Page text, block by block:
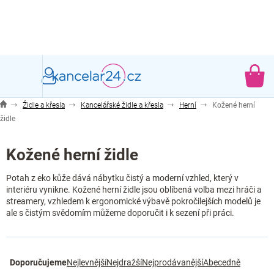
Židle a křesla Kancelářské židle a křesla Herní
Kožené herní
židle
Kožené herní židle
Potah z eko kůže dává nábytku čistý a moderní vzhled, který v
interiéru vynikne. Kožené herní židle jsou oblíbená volba mezi hráči a
streamery, vzhledem k ergonomické výbavě pokročilejších modelů je
ale s čistým svědomím můžeme doporučit i k sezení při práci.
a
DoporučujemeNejlevnějšíNejdražšíNejprodávanějšíAbecedně